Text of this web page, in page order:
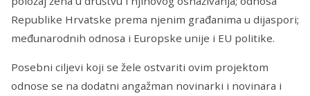
Republike Hrvatske prema njenim građanima u dijaspori;
međunarodnih odnosa i Europske unije i EU politike.
Posebni ciljevi koji se žele ostvariti ovim projektom
odnose se na dodatni angažman novinarki i novinara i